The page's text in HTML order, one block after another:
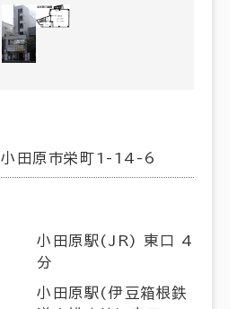
小田原市栄町1-14-6
小田原駅(JR) 東口 4
分
小田原駅(伊豆箱根鉄